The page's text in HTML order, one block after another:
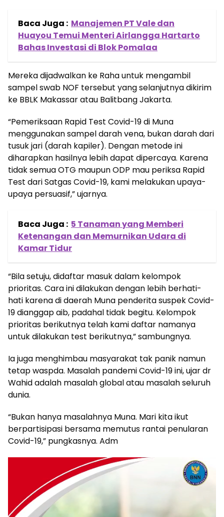
Baca Juga : Manajemen PT Vale dan
Huayou Temui Menteri Airlangga Hartarto
Bahas Investasi di Blok Pomalaa
Mereka dijadwalkan ke Raha untuk mengambil
sampel swab NOF tersebut yang selanjutnya dikirim
ke BBLK Makassar atau Balitbang Jakarta.
“Pemeriksaan Rapid Test Covid-19 di Muna
menggunakan sampel darah vena, bukan darah dari
tusuk jari (darah kapiler). Dengan metode ini
diharapkan hasilnya lebih dapat dipercaya. Karena
tidak semua OTG maupun ODP mau periksa Rapid
Test dari Satgas Covid-19, kami melakukan upaya-
upaya persuasif,” ujarnya.
Baca Juga : 5 Tanaman yang Memberi
Ketenangan dan Memurnikan Udara di
Kamar Tidur
“Bila setuju, didaftar masuk dalam kelompok
prioritas. Cara ini dilakukan dengan lebih berhati-
hati karena di daerah Muna penderita suspek Covid-
19 dianggap aib, padahal tidak begitu. Kelompok
prioritas berikutnya telah kami daftar namanya
untuk dilakukan test berikutnya,” sambungnya.
Ia juga menghimbau masyarakat tak panik namun
tetap waspda. Masalah pandemi Covid-19 ini, ujar dr
Wahid adalah masalah global atau masalah seluruh
dunia.
“Bukan hanya masalahnya Muna. Mari kita ikut
berpartisipasi bersama memutus rantai penularan
Covid-19,” pungkasnya. Adm